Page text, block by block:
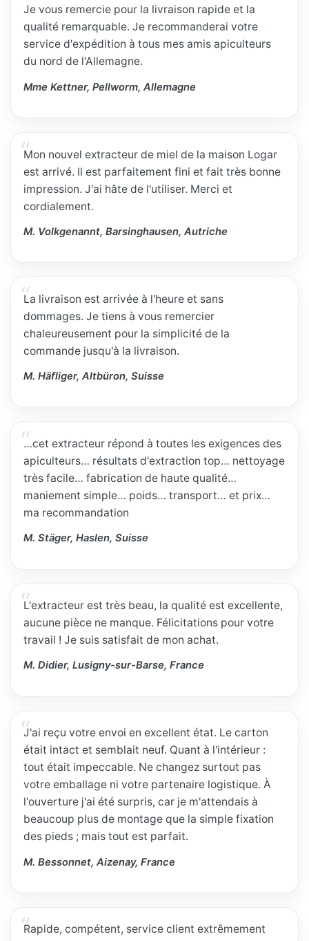
Je vous remercie pour la livraison rapide et la
qualité remarquable. Je recommanderai votre
service d'expédition à tous mes amis apiculteurs
du nord de l'Allemagne.
Mme Kettner, Pellworm, Allemagne
Mon nouvel extracteur de miel de la maison Logar
est arrivé. Il est parfaitement fini et fait très bonne
impression. J'ai hâte de l'utiliser. Merci et
cordialement.
M. Volkgenannt, Barsinghausen, Autriche
La livraison est arrivée à l'heure et sans
dommages. Je tiens à vous remercier
chaleureusement pour la simplicité de la
commande jusqu'à la livraison.
M. Häfliger, Altbüron, Suisse
…cet extracteur répond à toutes les exigences des
apiculteurs… résultats d'extraction top… nettoyage
très facile… fabrication de haute qualité…
maniement simple… poids… transport… et prix…
ma recommandation
M. Stäger, Haslen, Suisse
L'extracteur est très beau, la qualité est excellente,
aucune pièce ne manque. Félicitations pour votre
travail ! Je suis satisfait de mon achat.
M. Didier, Lusigny-sur-Barse, France
J'ai reçu votre envoi en excellent état. Le carton
était intact et semblait neuf. Quant à l'intérieur :
tout était impeccable. Ne changez surtout pas
votre emballage ni votre partenaire logistique. À
l'ouverture j'ai été surpris, car je m'attendais à
beaucoup plus de montage que la simple fixation
des pieds ; mais tout est parfait.
M. Bessonnet, Aizenay, France
Rapide, compétent, service client extrêmement